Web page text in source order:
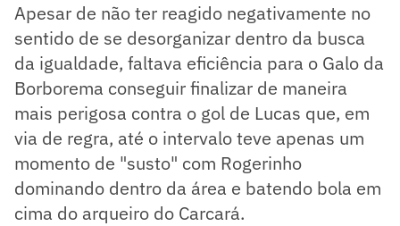
Apesar de não ter reagido negativamente no
sentido de se desorganizar dentro da busca
da igualdade, faltava eficiência para o Galo da
Borborema conseguir finalizar de maneira
mais perigosa contra o gol de Lucas que, em
via de regra, até o intervalo teve apenas um
momento de "susto" com Rogerinho
dominando dentro da área e batendo bola em
cima do arqueiro do Carcará.